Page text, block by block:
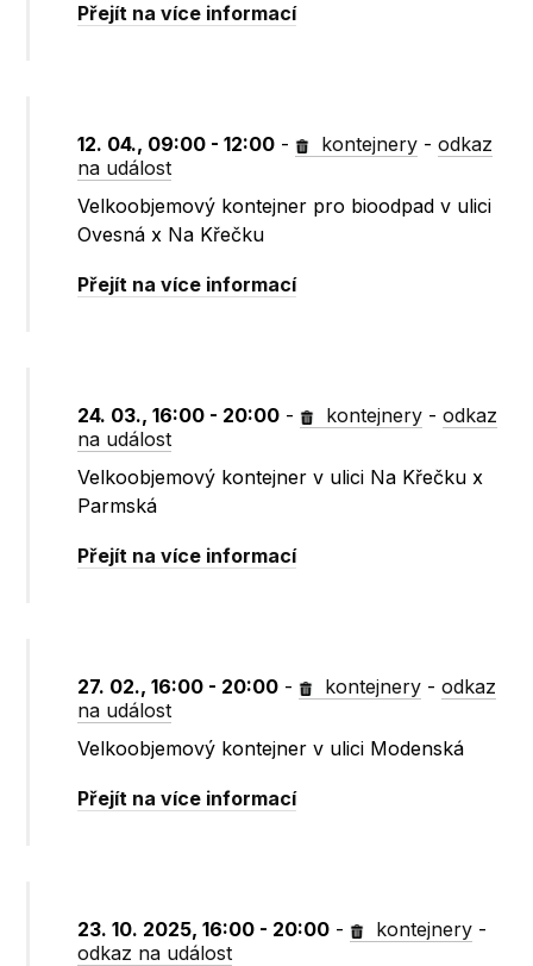
Přejít na více informací
12. 04., 09:00 - 12:00 - kontejnery -odkaz
na událost
Velkoobjemový kontejner pro bioodpad v ulici
Ovesná x Na Křečku
Přejít na více informací
24. 03., 16:00 - 20:00 - kontejnery -odkaz
na událost
Velkoobjemový kontejner v ulici Na Křečku x
Parmská
Přejít na více informací
27. 02., 16:00 - 20:00 - kontejnery -odkaz
na událost
Velkoobjemový kontejner v ulici Modenská
Přejít na více informací
23. 10. 2025, 16:00 - 20:00 - kontejnery -
odkaz na událost